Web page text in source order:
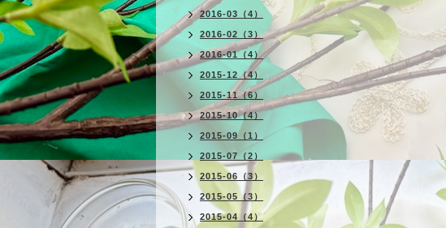
2016-03（4）
2016-02（3）
2016-01（4）
2015-12（4）
2015-11（6）
2015-10（4）
2015-09（1）
2015-07（2）
2015-06（3）
2015-05（3）
2015-04（4）